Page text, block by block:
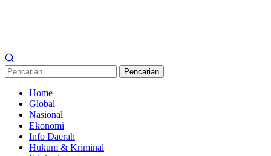
Pencarian
Home
Global
Nasional
Ekonomi
Info Daerah
Hukum & Kriminal